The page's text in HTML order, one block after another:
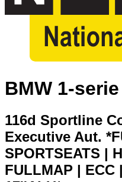
BMW 1-serie
116d Sportline
Executive Aut.
SPORTSEATS |
FULLMAP | ECC